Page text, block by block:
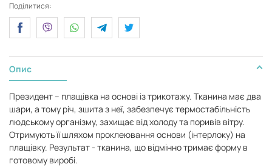
Поділитися:
Опис
Президент – плащівка на основі із трикотажу. Тканина має два
шари, а тому річ, зшита з неї, забезпечує термостабільність
людському організму, захищає від холоду та поривів вітру.
Отримують її шляхом проклеювання основи (інтерлоку) на
плащівку. Результат - тканина, що відмінно тримає форму в
готовому виробі.